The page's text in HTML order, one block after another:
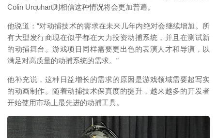
Colin Urquhart则相信这种情况将会更加普遍。
他说道：“对动捕技术的需求在未来几年内绝对会继续增加。所
有大型发行商现在似乎都在大力投资动捕系统，并且在测试新
的动捕舞台。游戏项目同样需要更出色的表演人才和导演，以
满足对高质量的动捕系统的需求。”
他补充说，这种日益增长的需求的原因是游戏领域需要超写实
的动画制作。随着动捕技术保真度的提升，越来越多的开发者
开始使用市场上最先进的动捕工具。
映维网（nweon.com）